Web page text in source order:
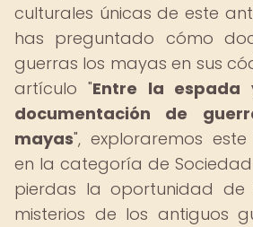
culturales únicas de este
has preguntado cómo
guerras los mayas en sus
artículo "Entre la espada
documentación de
mayas", exploraremos
en la categoría de Sociedad
pierdas la oportunidad de
misterios de los antiguos